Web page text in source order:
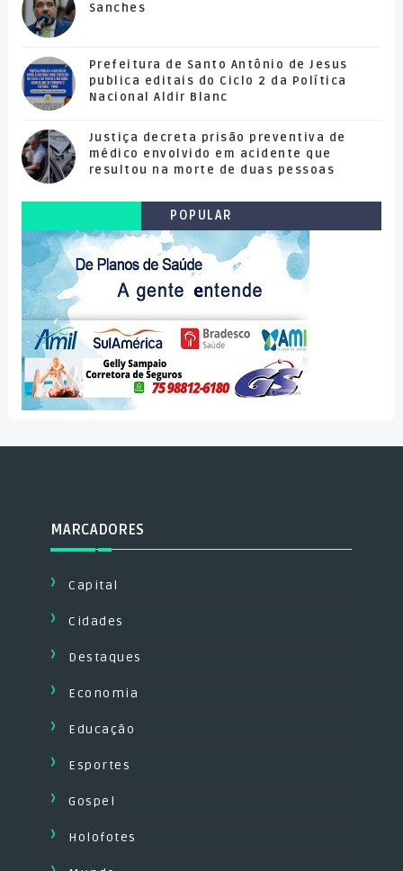
Sanches
Prefeitura de Santo Antônio de Jesus
publica editais do Ciclo 2 da Política
Nacional Aldir Blanc
Justiça decreta prisão preventiva de
médico envolvido em acidente que
resultou na morte de duas pessoas
POPULAR
MARCADORES
Capital
Cidades
Destaques
Economia
Educação
Esportes
Gospel
Holofotes